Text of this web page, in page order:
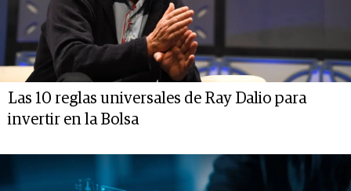
Las 10 reglas universales de Ray Dalio para
invertir en la Bolsa